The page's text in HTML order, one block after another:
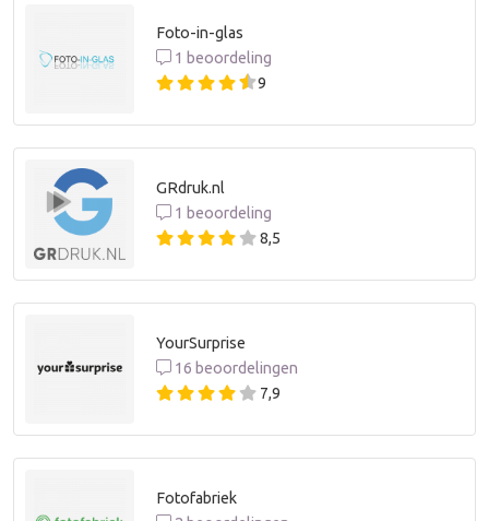
Foto-in-glas
1 beoordeling
9
GRdruk.nl
1 beoordeling
8,5
YourSurprise
16 beoordelingen
7,9
Fotofabriek